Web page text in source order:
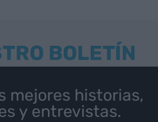
BOLETÍN
mejores historias,
y entrevistas.